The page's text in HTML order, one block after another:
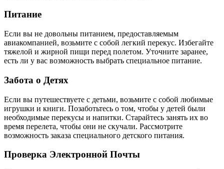
Питание
Если вы не довольны питанием, предоставляемым
авиакомпанией, возьмите с собой легкий перекус. Избегайте
тяжелой и жирной пищи перед полетом. Уточните заранее,
есть ли у вас возможность выбрать специальное питание.
Забота о Детях
Если вы путешествуете с детьми, возьмите с собой любимые
игрушки и книги. Позаботьтесь о том, чтобы у детей были
необходимые перекусы и напитки. Старайтесь занять их во
время перелета, чтобы они не скучали. Рассмотрите
возможность заказа специального детского питания.
Проверка Электронной Почты